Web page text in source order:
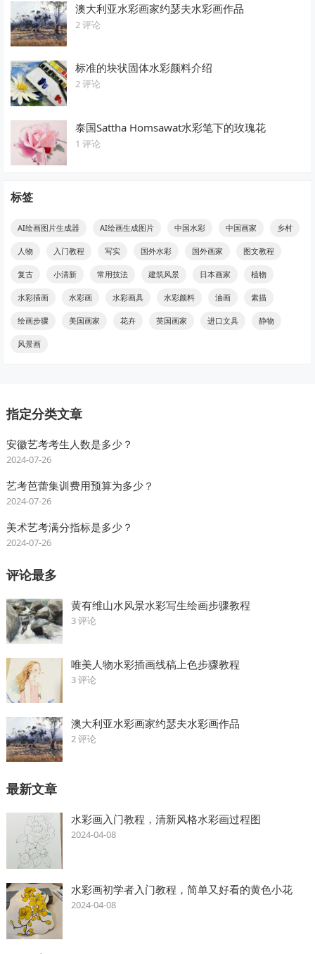
澳大利亚水彩画家约瑟夫水彩画作品
2 评论
标准的块状固体水彩颜料介绍
2 评论
泰国Sattha Homsawat水彩笔下的玫瑰花
1 评论
标签
AI绘画图片生成器 AI绘画生成图片 中国水彩 中国画家 乡村
人物 入门教程 写实 国外水彩 国外画家 图文教程
复古 小清新 常用技法 建筑风景 日本画家 植物
水彩插画 水彩画 水彩画具 水彩颜料 油画 素描
绘画步骤 美国画家 花卉 英国画家 进口文具 静物
风景画
指定分类文章
安徽艺考考生人数是多少？
2024-07-26
艺考芭蕾集训费用预算为多少？
2024-07-26
美术艺考满分指标是多少？
2024-07-26
评论最多
黄有维山水风景水彩写生绘画步骤教程
3 评论
唯美人物水彩插画线稿上色步骤教程
3 评论
澳大利亚水彩画家约瑟夫水彩画作品
2 评论
最新文章
水彩画入门教程，清新风格水彩画过程图
2024-04-08
水彩画初学者入门教程，简单又好看的黄色小花
2024-04-08